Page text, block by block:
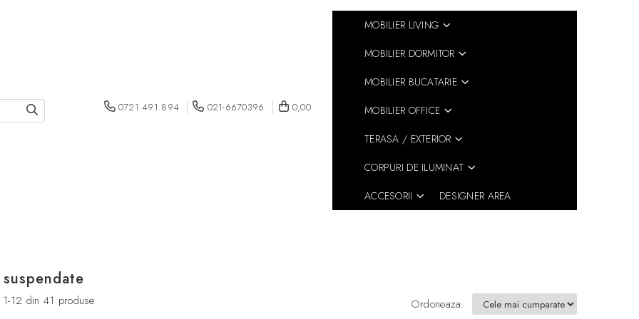
0721.491.894 021-6670396 0,00
MOBILIER LIVING
MOBILIER DORMITOR
MOBILIER BUCATARIE
MOBILIER OFFICE
TERASA / EXTERIOR
CORPURI DE ILUMINAT
ACCESORII
DESIGNER AREA
1-12 din 41 produse Ordoneaza: